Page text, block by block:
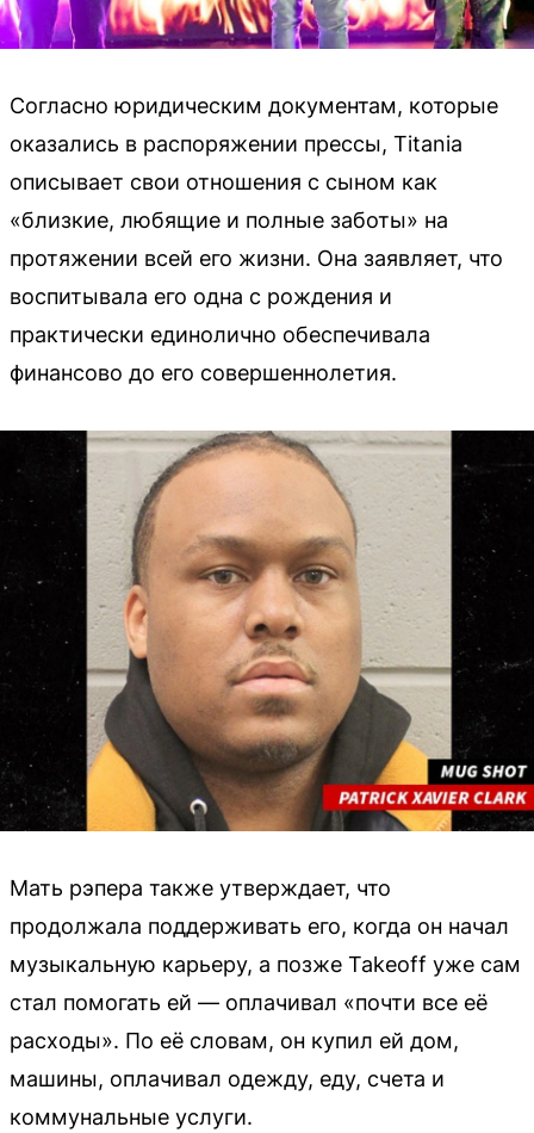
Согласно юридическим документам, которые
оказались в распоряжении прессы, Titania
описывает свои отношения с сыном как
«близкие, любящие и полные заботы» на
протяжении всей его жизни. Она заявляет, что
воспитывала его одна с рождения и
практически единолично обеспечивала
финансово до его совершеннолетия.
Мать рэпера также утверждает, что
продолжала поддерживать его, когда он начал
музыкальную карьеру, а позже Takeoff уже сам
стал помогать ей — оплачивал «почти все её
расходы». По её словам, он купил ей дом,
машины, оплачивал одежду, еду, счета и
коммунальные услуги.